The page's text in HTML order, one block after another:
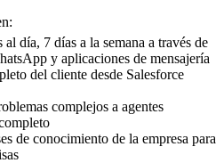
día, 7 días a la semana a través de
y aplicaciones de mensajería
del cliente desde Salesforce
complejos a agentes
de conocimiento de la empresa para